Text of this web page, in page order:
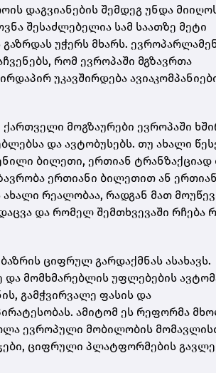
დაგვიანების შემდეგ უნდა
შესაძლებელია სამ საათზე მეტი
გაზრდას უჭერს მხარს.
რომ ევროპაში მგზავრთა
უკავშირდება
მოგზაურები ევროპაში
და ავტობუსებს. თუ ახალი
ბილეთი, ერთიან ტრანზაქციად
ერთიანი ბილეთით ან
რეალობაა, რადგან მათ
და რომელ შემთხვევაში რჩება
ციფრულ გარდაქმნას ასახავს.
მომხმარებლის უფლებების
გამჭვირვალე ფასის და
ამიტომ ეს რეფორმა
ევროპული მობილობის
ციფრული პლატფორმების